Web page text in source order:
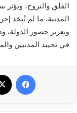
القلق والنزوح، ويؤثر
المدينة، ما لم تُتخذ
وتعزيز حضور الدولة،
في تحييد المدنيين